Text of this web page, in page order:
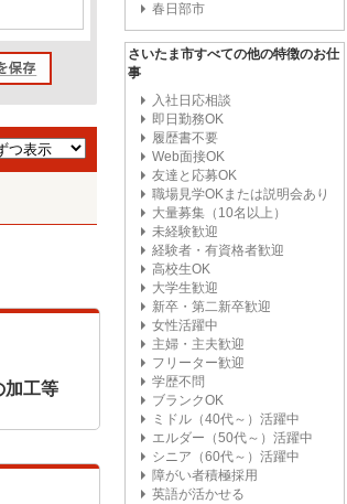
加工等
春日部市
さいたま市すべての他の特徴のお仕
事
入社日応相談
即日勤務OK
履歴書不要
Web面接OK
友達と応募OK
職場見学OKまたは説明会あり
大量募集（10名以上）
未経験歓迎
経験者・有資格者歓迎
高校生OK
大学生歓迎
新卒・第二新卒歓迎
女性活躍中
主婦・主夫歓迎
フリーター歓迎
学歴不問
ブランクOK
ミドル（40代～）活躍中
エルダー（50代～）活躍中
シニア（60代～）活躍中
障がい者積極採用
英語が活かせる